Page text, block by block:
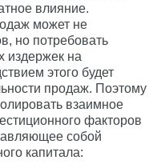
влияние.
может не
но потребовать
издержек на
этого будет
продаж. Поэтому
взаимное
факторов
собой
капитала: